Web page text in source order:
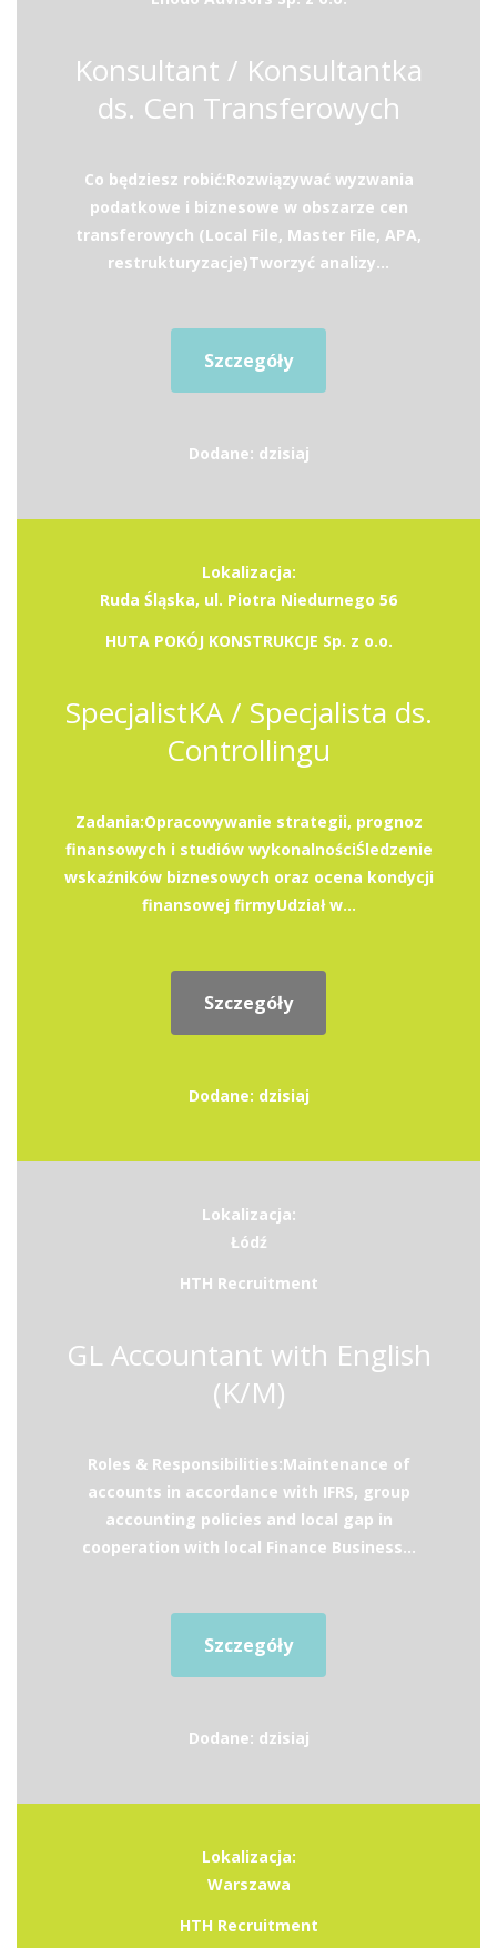
Konsultant / Konsultantka
ds. Cen Transferowych
Co będziesz robić:Rozwiązywać wyzwania
podatkowe i biznesowe w obszarze cen
transferowych (Local File, Master File, APA,
restrukturyzacje)Tworzyć analizy...
Szczegóły
Dodane: dzisiaj
Lokalizacja:
Ruda Śląska, ul. Piotra Niedurnego 56
HUTA POKÓJ KONSTRUKCJE Sp. z o.o.
SpecjalistKA / Specjalista ds.
Controllingu
Zadania:Opracowywanie strategii, prognoz
finansowych i studiów wykonalnościŚledzenie
wskaźników biznesowych oraz ocena kondycji
finansowej firmyUdział w...
Szczegóły
Dodane: dzisiaj
Lokalizacja:
Łódź
HTH Recruitment
GL Accountant with English
(K/M)
Roles & Responsibilities:Maintenance of
accounts in accordance with IFRS, group
accounting policies and local gap in
cooperation with local Finance Business...
Szczegóły
Dodane: dzisiaj
Lokalizacja:
Warszawa
HTH Recruitment